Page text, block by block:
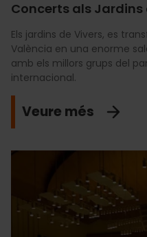
Concerts als Jardins
Els jardins de Vivers, es
València en una enorme
amb els millors grups del
internacional.
Veure més